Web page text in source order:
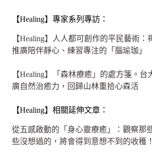
【Healing】專家系列專訪：
【Healing】人人都可創作的平民藝術：
推廣陪伴靜心、練習專注的「腦瑜珈」
【Healing】「森林療癒」的處方箋。台
廣自然治癒力，回歸山林重拾心森活
【Healing】相關延伸文章：
從五感啟動的「身心靈療癒」：觀察那
些沒想過的，將會得到意想不到的收穫！